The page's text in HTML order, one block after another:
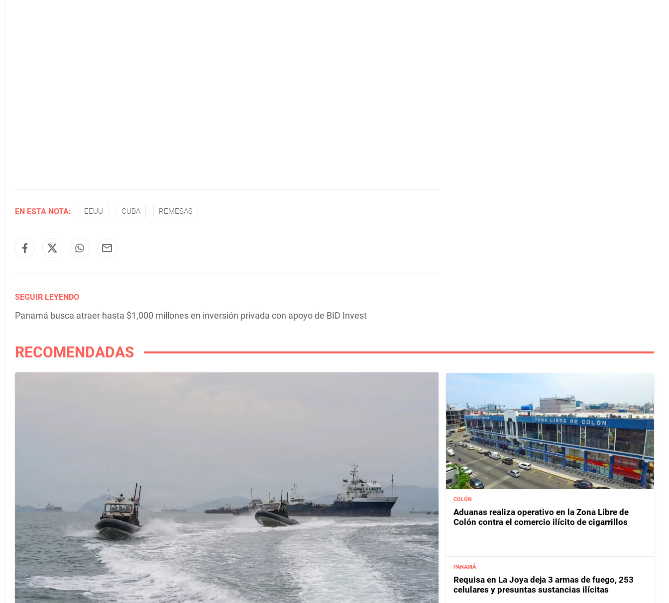
EN ESTA NOTA: EEUU CUBA REMESAS
SEGUIR LEYENDO
Panamá busca atraer hasta $1,000 millones en inversión privada con apoyo de BID Invest
RECOMENDADAS
COLÓN
Aduanas realiza operativo en la Zona Libre de
Colón contra el comercio ilícito de cigarrillos
PANAMÁ
Requisa en La Joya deja 3 armas de fuego, 253
celulares y presuntas sustancias ilícitas